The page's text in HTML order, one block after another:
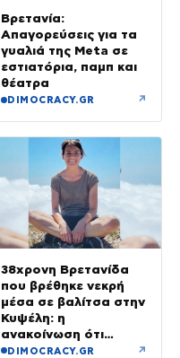
Βρετανία:
Απαγορεύσεις για τα
γυαλιά της Meta σε
εστιατόρια, παμπ και
θέατρα
DIMOCRACY.GR ↗
38χρονη Βρετανίδα
που βρέθηκε νεκρή
μέσα σε βαλίτσα στην
Κυψέλη: η
ανακοίνωση ότι
«αφιέρωσε τη ζωή
DIMOCRACY.GR ↗